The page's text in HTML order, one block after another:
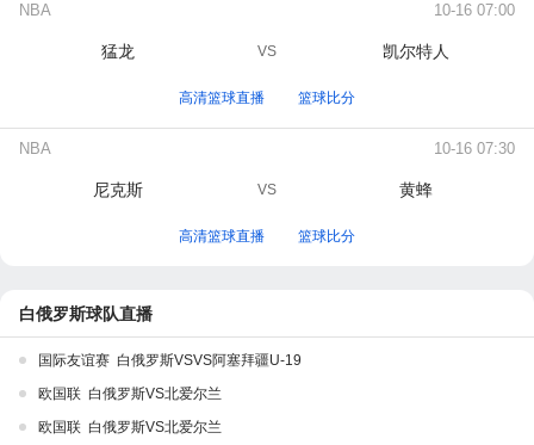
NBA 10-16 07:00
猛龙 VS 凯尔特人
高清篮球直播 篮球比分
NBA 10-16 07:30
尼克斯 VS 黄蜂
高清篮球直播 篮球比分
白俄罗斯球队直播
国际友谊赛 白俄罗斯VSVS阿塞拜疆U-19
欧国联 白俄罗斯VS北爱尔兰
欧国联 白俄罗斯VS北爱尔兰